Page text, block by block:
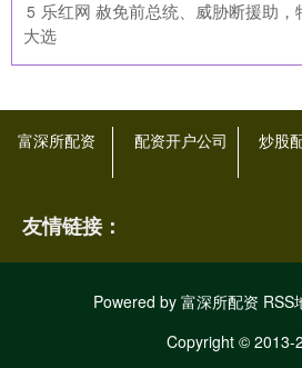
5 乐红网 赦免前总统、威胁断援助
大选
富深所配资 配资开户公司 炒股
友情链接：
Powered by 富深所配资 RSS
Copyright © 2013-